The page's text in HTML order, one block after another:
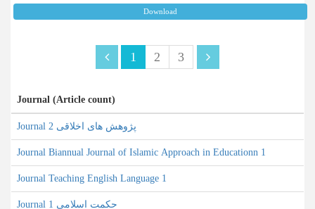
Download
1 2 3
Journal (Article count)
Journal پژوهش های اخلاقی 2
Journal Biannual Journal of Islamic Approach in Educationn 1
Journal Teaching English Language 1
Journal حکمت اسلامی 1